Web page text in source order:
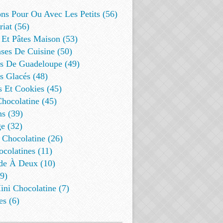
Pour Ou Avec Les Petits (56)
(56)
Pâtes Maison (53)
De Cuisine (50)
De Guadeloupe (49)
Glacés (48)
Et Cookies (45)
(45)
(39)
(32)
Chocolatine (26)
(11)
À Deux (10)
Chocolatine (7)
(6)